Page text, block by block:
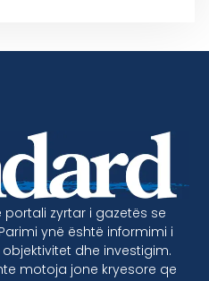
zyrtar i gazetës se
ynë është informimi i
dhe investigim.
motoja jone kryesore qe